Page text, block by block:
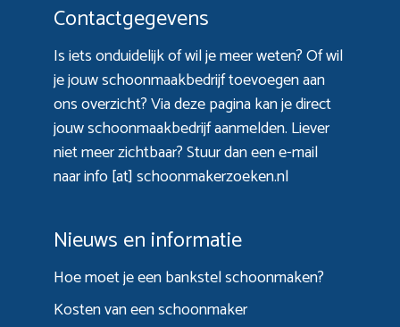
Contactgegevens
Is iets onduidelijk of wil je meer weten? Of wil
je jouw schoonmaakbedrijf toevoegen aan
ons overzicht? Viadeze paginakan je direct
jouw schoonmaakbedrijf aanmelden. Liever
niet meer zichtbaar? Stuur dan een e-mail
naar info [at] schoonmakerzoeken.nl
Nieuws en informatie
Hoe moet je een bankstel schoonmaken?
Kosten van een schoonmaker